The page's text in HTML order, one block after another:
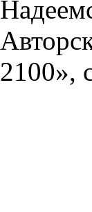
2100»,